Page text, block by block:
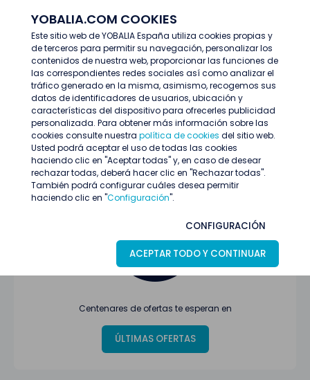
YOBALIA.COM COOKIES
Este sitio web de YOBALIA España utiliza cookies propias y
de terceros para permitir su navegación, personalizar los
contenidos de nuestra web, proporcionar las funciones de
las correspondientes redes sociales así como analizar el
tráfico generado en la misma, asimismo, recogemos sus
datos de identificadores de usuarios, ubicación y
características del dispositivo para ofrecerles publicidad
personalizada. Para obtener más información sobre las
cookies consulte nuestra política de cookies del sitio web.
Usted podrá aceptar el uso de todas las cookies
haciendo clic en "Aceptar todas" y, en caso de desear
rechazar todas, deberá hacer clic en "Rechazar todas".
También podrá configurar cuáles desea permitir
haciendo clic en "Configuración".
CONFIGURACIÓN
ACEPTAR TODO Y CONTINUAR
Últimas ofertas
Oferta no encontrada o ha finalizado su
proceso de selección
Centenares de ofertas te esperan en
ÚLTIMAS OFERTAS